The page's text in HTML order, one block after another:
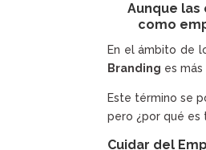
Aunque
como
En el ámbito de
Branding es
Este término se
pero ¿por qué es
Cuidar del